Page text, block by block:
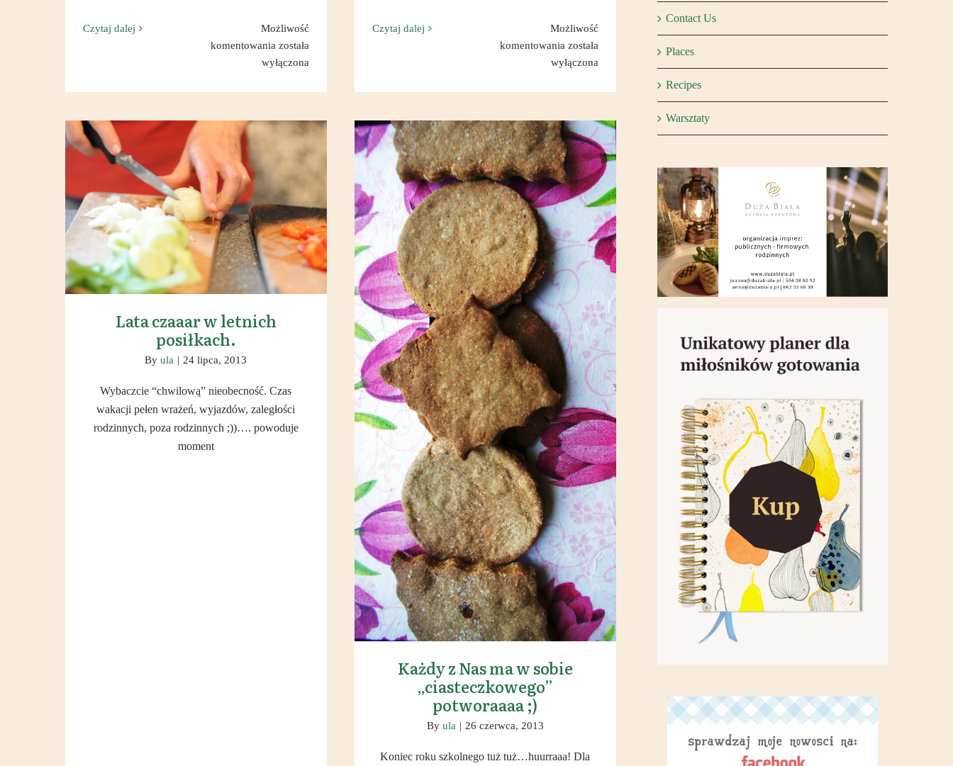
Czytaj dalej
Możliwość
komentowania Wewnętrzne
wiosenne
została
wyłączona
Czytaj dalej
Możliwość
komentowania Zdrowa
karnawałowa
została
wyłączona
Lata czaaar w letnich posiłkach.
Lata czaaar w letnich
posiłkach.
Byula | 24 lipca, 2013
Wybaczcie “chwilową” nieobecność. Czas
wakacji pełen wrażeń, wyjazdów, zaległości
rodzinnych, poza rodzinnych ;))…. powoduje
moment
Każdy z Nas ma w sobie
„ciasteczkowego” potworaaaa ;)
Każdy z Nas ma w sobie
„ciasteczkowego”
potworaaaa ;)
By ula | 26 czerwca, 2013
Koniec roku szkolnego tuż tuż…huurraaa! Dla
Contact Us
Places
Recipes
Warsztaty